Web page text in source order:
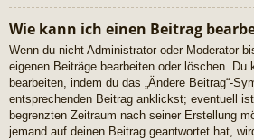
Wie kann ich einen Beitrag
Wenn du nicht Administrator oder Moderator
eigenen Beiträge bearbeiten oder löschen. Du
bearbeiten, indem du das „Ändere Beitrag“-
entsprechenden Beitrag anklickst; eventuell
begrenzten Zeitraum nach seiner Erstellung
jemand auf deinen Beitrag geantwortet hat,